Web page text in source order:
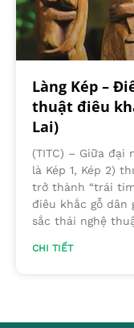
Làng Kép –
thuật điêu
Lai)
(TITC) – Giữa đại
là Kép 1, Kép 2)
trở thành “trái
điêu khắc gỗ dân
sắc thái nghệ
CHI TIẾT